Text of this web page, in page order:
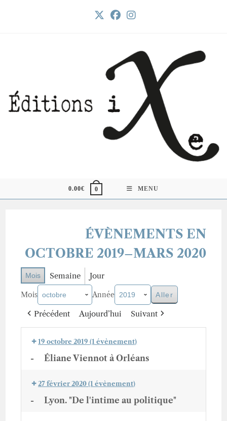
0.00€ 0 MENU
ÉVÈNEMENTS EN
OCTOBRE 2019–MARS 2020
Mois Semaine Jour
Mois Année
Précédent Aujourd’hui Suivant
19 octobre 2019(1 évènement)
- Éliane Viennot à Orléans
27 février 2020(1 évènement)
- Lyon. "De l'intime au politique"